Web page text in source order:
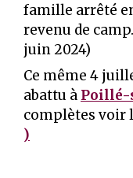
famille arrêté
revenu de
juin 2024)
Ce même 4
abattu à Poillé-
complètes voir
)